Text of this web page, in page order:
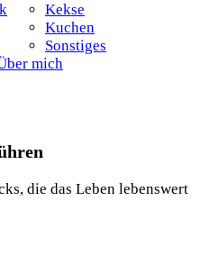
Kekse
Kuchen
Sonstiges
mich
die das Leben lebenswert